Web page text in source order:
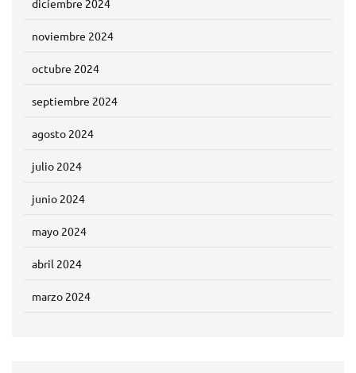
diciembre 2024
noviembre 2024
octubre 2024
septiembre 2024
agosto 2024
julio 2024
junio 2024
mayo 2024
abril 2024
marzo 2024